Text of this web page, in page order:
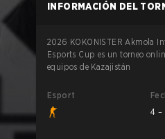
INFORMACIÓN DEL
2026 KOKONISTER Akmola
Esports Cup es un torneo
equipos de Kazajistán
Esport
4 –